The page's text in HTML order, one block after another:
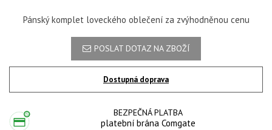
Pánský komplet loveckého oblečení za zvýhodněnou cenu
POSLAT DOTAZ NA ZBOŽÍ
Dostupná doprava
BEZPEČNÁ PLATBA
platební brána Comgate